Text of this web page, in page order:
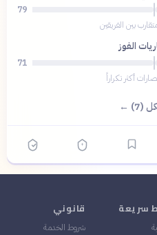
79
بين الفريقين
الفوز
71
أكثر تكراراً
←
سريعة قانوني
شروط الخدمة